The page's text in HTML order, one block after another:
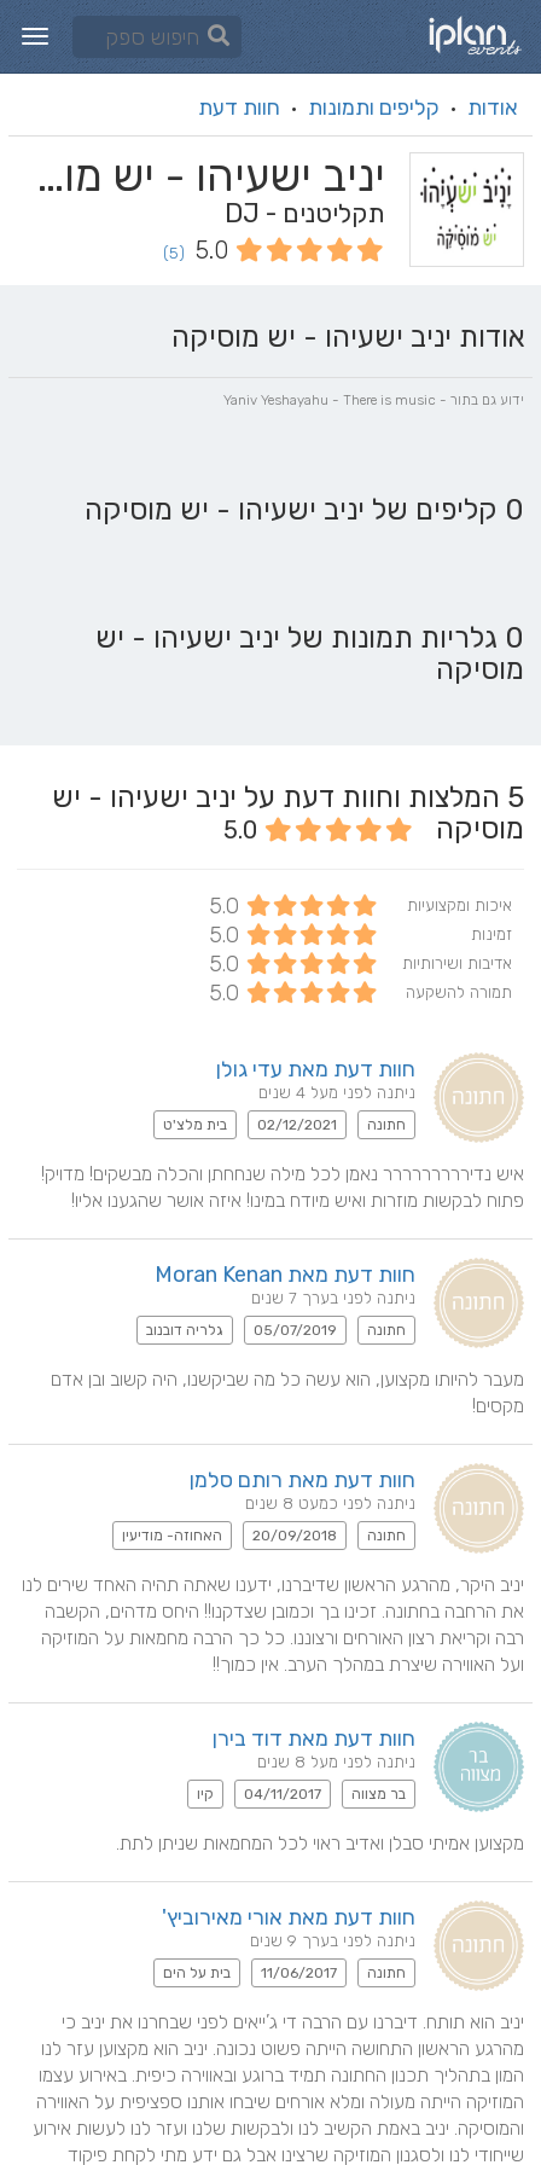
אודות · קליפים ותמונות · חוות דעת
יניב ישעיהו - יש מוסיקה
תקליטנים - DJ
5.0
(5)
אודות יניב ישעיהו - יש מוסיקה
ידוע גם בתור - Yaniv Yeshayahu - There is music
0 קליפים של יניב ישעיהו - יש מוסיקה
0 גלריות תמונות של יניב ישעיהו - יש
מוסיקה
5 המלצות וחוות דעת על יניב ישעיהו - יש
מוסיקה
5.0
איכות ומקצועיות 5.0
זמינות 5.0
אדיבות ושירותיות 5.0
תמורה להשקעה 5.0
חוות דעת מאת עדי גולן
ניתנה לפני מעל 4 שנים
חתונה 02/12/2021 בית מלצ'ט
פתוח לבקשות מוזרות ואיש מיודח במינו! איזה אושר שהגענו אליו!
חוות דעת מאת Moran Kenan
ניתנה לפני בערך 7 שנים
חתונה 05/07/2019 גלריה דובנוב
מקסים!
חוות דעת מאת רותם סלמן
ניתנה לפני כמעט 8 שנים
חתונה 20/09/2018 האחוזה- מודיעין
ועל האווירה שיצרת במהלך הערב. אין כמוך!!
חוות דעת מאת דוד בירן
ניתנה לפני מעל 8 שנים
בר מצווה 04/11/2017 קיו
מקצוען אמיתי סבלן ואדיב ראוי לכל המחמאות שניתן לתת.
חוות דעת מאת אורי מאירוביץ'
ניתנה לפני בערך 9 שנים
חתונה 11/06/2017 בית על הים